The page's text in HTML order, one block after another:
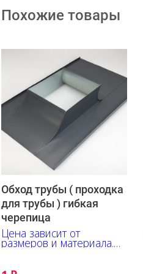
Похожие товары
Обход трубы ( проходка
для трубы ) гибкая
черепица
Цена зависит от
размеров и материала.